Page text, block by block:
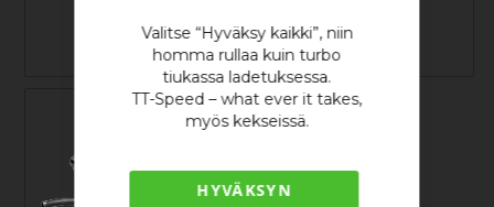
Valitse “Hyväksy kaikki”, niin
homma rullaa kuin turbo
tiukassa ladetuksessa.
TT-Speed – what ever it takes,
myös kekseissä.
HYVÄKSYN
350,15 € 441,13 €